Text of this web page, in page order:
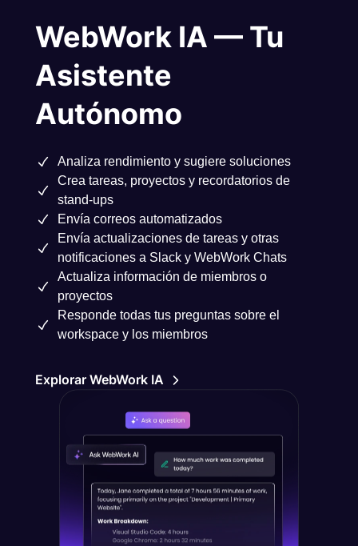
WebWork IA — Tu
Asistente
Autónomo
Analiza rendimiento y sugiere soluciones
Crea tareas, proyectos y recordatorios de
stand‑ups
Envía correos automatizados
Envía actualizaciones de tareas y otras
notificaciones a Slack y WebWork Chats
Actualiza información de miembros o
proyectos
Responde todas tus preguntas sobre el
workspace y los miembros
Explorar WebWork IA